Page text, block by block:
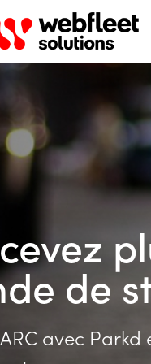
de
avec